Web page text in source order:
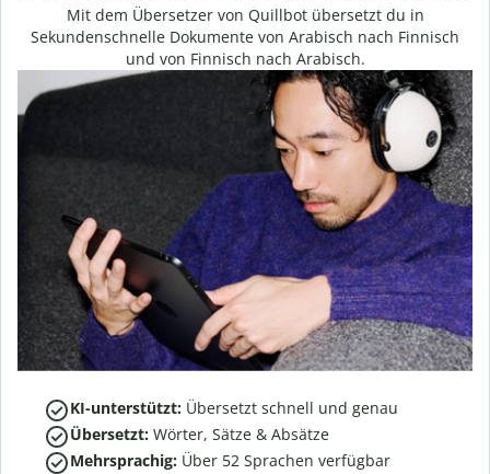
Mit dem Übersetzer von Quillbot übersetzt du in
Sekundenschnelle Dokumente von Arabisch nach Finnisch
und von Finnisch nach Arabisch.
KI-unterstützt: Übersetzt schnell und genau
Übersetzt: Wörter, Sätze & Absätze
Mehrsprachig: Über 52 Sprachen verfügbar